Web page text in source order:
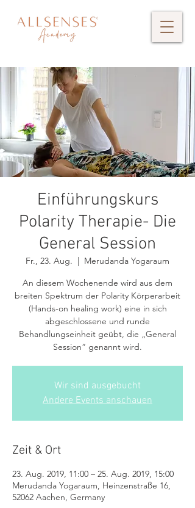
Einführungskurs
Polarity Therapie- Die
General Session
Fr., 23. Aug.
  |
Merudanda Yogaraum
An diesem Wochenende wird aus dem
breiten Spektrum der Polarity Körperarbeit
(Hands-on healing work) eine in sich
abgeschlossene und runde
Behandlungseinheit geübt, die „General
Session“ genannt wird.
Wir sind ausgebucht
Andere Events anschauen
Zeit & Ort
23. Aug. 2019, 11:00 – 25. Aug. 2019, 15:00
Merudanda Yogaraum, Heinzenstraße 16,
52062 Aachen, Germany